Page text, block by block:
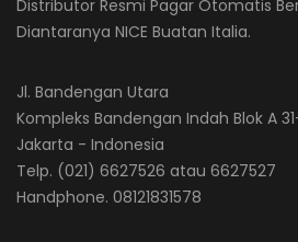
Distributor Resmi Pagar Otomatis
Diantaranya NICE Buatan Italia.
Jl. Bandengan Utara
Kompleks Bandengan Indah Blok A
Jakarta - Indonesia
Telp. (021) 6627526 atau 6627527
Handphone. 08121831578